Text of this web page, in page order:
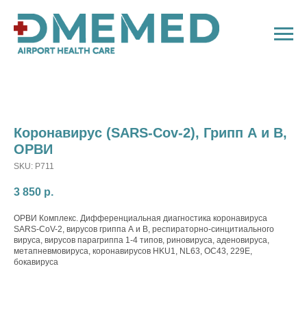
Коронавирус (SARS-Cov-2), Грипп А и В,
ОРВИ
SKU: P711
3 850 р.
ОРВИ Комплекс. Дифференциальная диагностика коронавируса
SARS-CoV-2, вирусов гриппа А и В, респираторно-синцитиального
вируса, вирусов парагриппа 1-4 типов, риновируса, аденовируса,
метапневмовируса, коронавирусов HKU1, NL63, OC43, 229E,
бокавируса